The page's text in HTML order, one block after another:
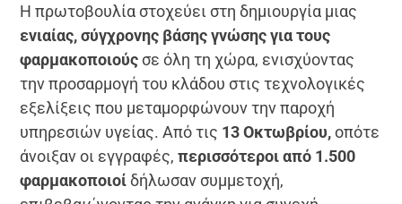
Η πρωτοβουλία στοχεύει στη δημιουργία μιας
ενιαίας, σύγχρονης βάσης γνώσης για τους
φαρμακοποιούς σε όλη τη χώρα, ενισχύοντας
την προσαρμογή του κλάδου στις τεχνολογικές
εξελίξεις που μεταμορφώνουν την παροχή
υπηρεσιών υγείας. Από τις 13 Οκτωβρίου,οπότε
άνοιξαν οι εγγραφές,περισσότεροι από 1.500
φαρμακοποιοί δήλωσαν συμμετοχή,